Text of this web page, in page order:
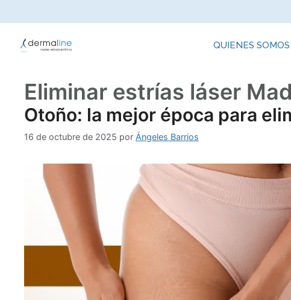
QUIENES SOMOS
Eliminar estrías láser
Otoño: la mejor época para
16 de octubre de 2025 por Ángeles Barrios